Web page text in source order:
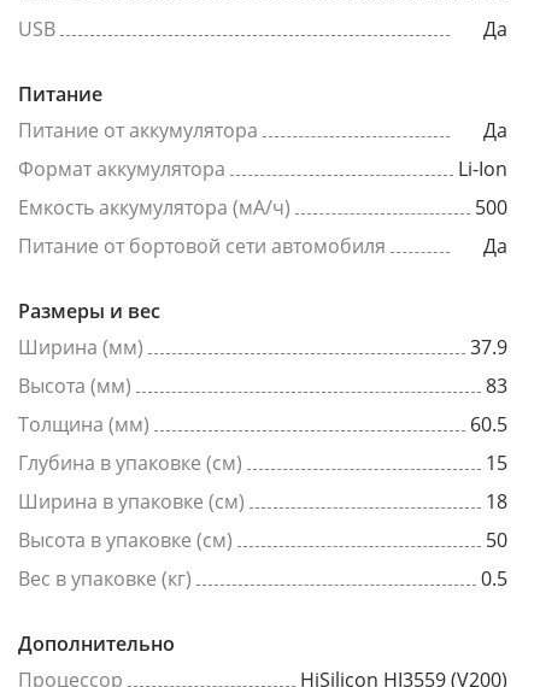
USB
Да
Питание
Питание от аккумулятора
Да
Формат аккумулятора
Li-Ion
Емкость аккумулятора (мА/ч)
500
Питание от бортовой сети автомобиля
Да
Размеры и вес
Ширина (мм)
37.9
Высота (мм)
83
Толщина (мм)
60.5
Глубина в упаковке (см)
15
Ширина в упаковке (см)
18
Высота в упаковке (см)
50
Вес в упаковке (кг)
0.5
Дополнительно
Процессор
HiSilicon HI3559 (V200)